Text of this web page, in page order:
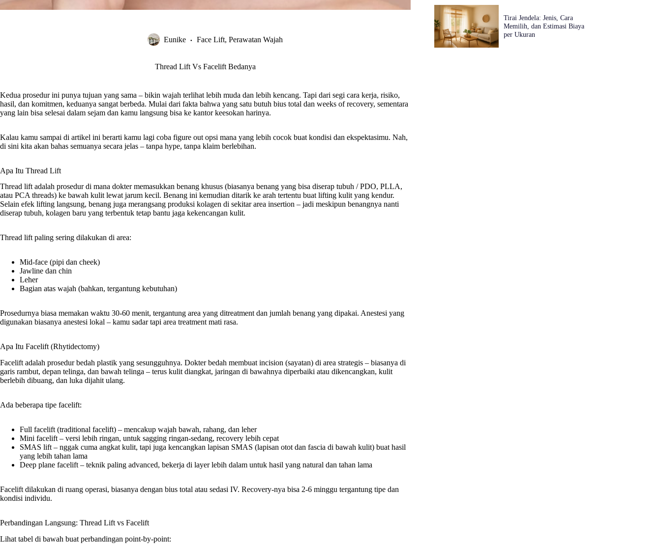
Eunike Face Lift, Perawatan Wajah
Thread Lift Vs Facelift Bedanya
Kedua prosedur ini punya tujuan yang sama – bikin wajah terlihat lebih muda dan lebih kencang. Tapi dari segi cara kerja, risiko,
hasil, dan komitmen, keduanya sangat berbeda. Mulai dari fakta bahwa yang satu butuh bius total dan weeks of recovery, sementara
yang lain bisa selesai dalam sejam dan kamu langsung bisa ke kantor keesokan harinya.
Kalau kamu sampai di artikel ini berarti kamu lagi coba figure out opsi mana yang lebih cocok buat kondisi dan ekspektasimu. Nah,
di sini kita akan bahas semuanya secara jelas – tanpa hype, tanpa klaim berlebihan.
Apa Itu Thread Lift
Thread lift adalah prosedur di mana dokter memasukkan benang khusus (biasanya benang yang bisa diserap tubuh / PDO, PLLA,
atau PCA threads) ke bawah kulit lewat jarum kecil. Benang ini kemudian ditarik ke arah tertentu buat lifting kulit yang kendur.
Selain efek lifting langsung, benang juga merangsang produksi kolagen di sekitar area insertion – jadi meskipun benangnya nanti
diserap tubuh, kolagen baru yang terbentuk tetap bantu jaga kekencangan kulit.
Thread lift paling sering dilakukan di area:
Mid-face (pipi dan cheek)
Jawline dan chin
Leher
Bagian atas wajah (bahkan, tergantung kebutuhan)
Prosedurnya biasa memakan waktu 30-60 menit, tergantung area yang ditreatment dan jumlah benang yang dipakai. Anestesi yang
digunakan biasanya anestesi lokal – kamu sadar tapi area treatment mati rasa.
Apa Itu Facelift (Rhytidectomy)
Facelift adalah prosedur bedah plastik yang sesungguhnya. Dokter bedah membuat incision (sayatan) di area strategis – biasanya di
garis rambut, depan telinga, dan bawah telinga – terus kulit diangkat, jaringan di bawahnya diperbaiki atau dikencangkan, kulit
berlebih dibuang, dan luka dijahit ulang.
Ada beberapa tipe facelift:
Full facelift (traditional facelift) – mencakup wajah bawah, rahang, dan leher
Mini facelift – versi lebih ringan, untuk sagging ringan-sedang, recovery lebih cepat
SMAS lift – nggak cuma angkat kulit, tapi juga kencangkan lapisan SMAS (lapisan otot dan fascia di bawah kulit) buat hasil
yang lebih tahan lama
Deep plane facelift – teknik paling advanced, bekerja di layer lebih dalam untuk hasil yang natural dan tahan lama
Facelift dilakukan di ruang operasi, biasanya dengan bius total atau sedasi IV. Recovery-nya bisa 2-6 minggu tergantung tipe dan
kondisi individu.
Perbandingan Langsung: Thread Lift vs Facelift
Lihat tabel di bawah buat perbandingan point-by-point:
Tirai Jendela: Jenis, Cara
Memilih, dan Estimasi Biaya
per Ukuran